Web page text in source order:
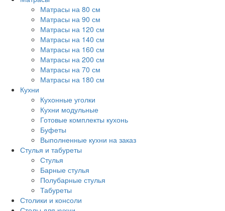
Матрасы на 80 см
Матрасы на 90 см
Матрасы на 120 см
Матрасы на 140 см
Матрасы на 160 см
Матрасы на 200 см
Матрасы на 70 см
Матрасы на 180 см
Кухни
Кухонные уголки
Кухни модульные
Готовые комплекты кухонь
Буфеты
Выполненные кухни на заказ
Стулья и табуреты
Стулья
Барные стулья
Полубарные стулья
Табуреты
Столики и консоли